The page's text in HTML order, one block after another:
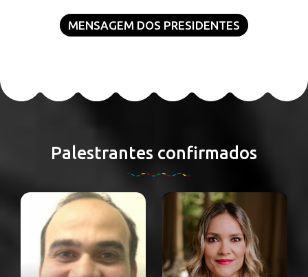
MENSAGEM DOS PRESIDENTES
Palestrantes confirmados